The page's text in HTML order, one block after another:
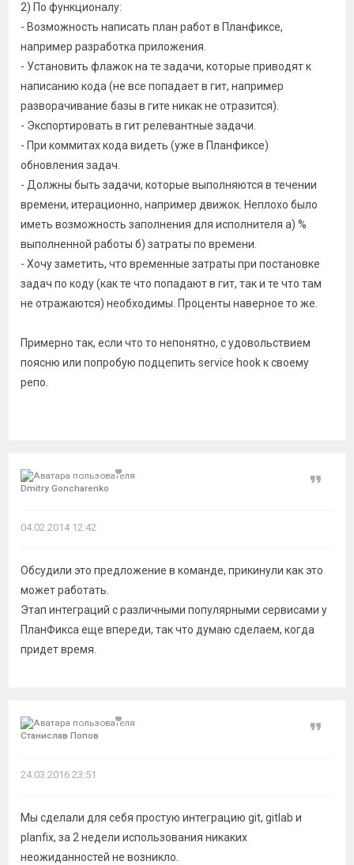
2) По функционалу:
- Возможность написать план работ в Планфиксе,
например разработка приложения.
- Установить флажок на те задачи, которые приводят к
написанию кода (не все попадает в гит, например
разворачивание базы в гите никак не отразится).
- Экспортировать в гит релевантные задачи.
- При коммитах кода видеть (уже в Планфиксе)
обновления задач.
- Должны быть задачи, которые выполняются в течении
времени, итерационно, например движок. Неплохо было
иметь возможность заполнения для исполнителя а) %
выполненной работы б) затраты по времени.
- Хочу заметить, что временные затраты при постановке
задач по коду (как те что попадают в гит, так и те что там
не отражаются) необходимы. Проценты наверное то же.
Примерно так, если что то непонятно, с удовольствием
поясню или попробую подцепить service hook к своему
репо.
Dmitry Goncharenko
Цитата
04.02.2014 12:42
Обсудили это предложение в команде, прикинули как это
может работать.
Этап интеграций с различными популярными сервисами у
ПланФикса еще впереди, так что думаю сделаем, когда
придет время.
Станислав Попов
Цитата
24.03.2016 23:51
Мы сделали для себя простую интеграцию git, gitlab и
planfix, за 2 недели использования никаких
неожиданностей не возникло.